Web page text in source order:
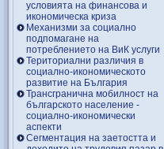
условията на финансова и
икономическа криза
Механизми за социално
подпомагане на
потреблението на ВиК услуги
Териториални различия в
социално-икономическото
развитие на България
Трансгранична мобилност на
българското население -
социално-икономически
аспекти
Сегментация на заетостта и